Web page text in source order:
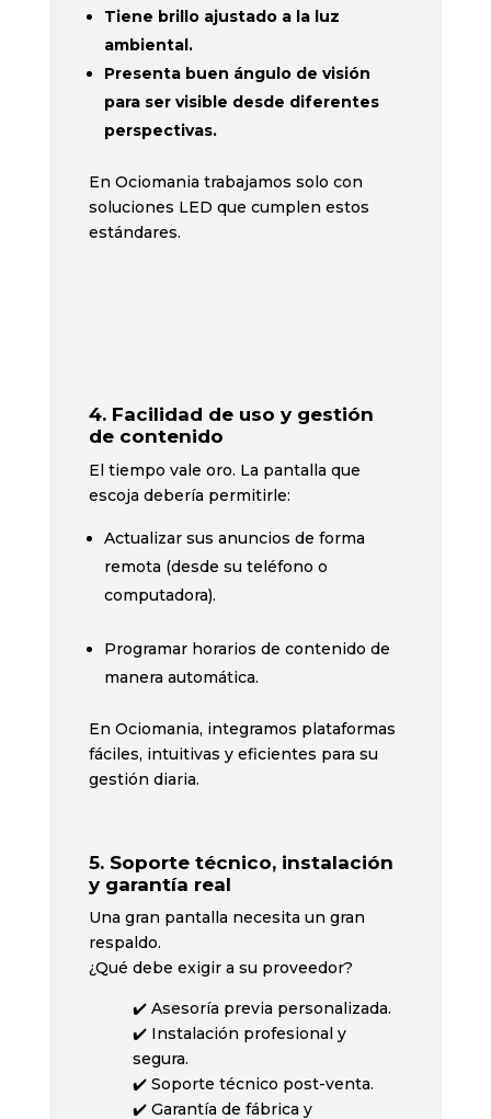
Tiene brillo ajustado a la luz
ambiental.
Presenta buen ángulo de visión
para ser visible desde diferentes
perspectivas.
En Ociomania trabajamos solo con
soluciones LED que cumplen estos
estándares.
4. Facilidad de uso y gestión
de contenido
El tiempo vale oro. La pantalla que
escoja debería permitirle:
Actualizar sus anuncios de forma
remota (desde su teléfono o
computadora).
Programar horarios de contenido de
manera automática.
En Ociomania, integramos plataformas
fáciles, intuitivas y eficientes para su
gestión diaria.
5. Soporte técnico, instalación
y garantía real
Una gran pantalla necesita un gran
respaldo.
¿Qué debe exigir a su proveedor?
✔️ Asesoría previa personalizada.
✔️ Instalación profesional y
segura.
✔️ Soporte técnico post-venta.
✔️ Garantía de fábrica y